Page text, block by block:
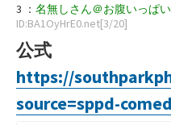
3 ： 名無しさん＠お腹いっぱい
ID:BA1OyHrE0.net[3/20]
公式
https://
source=sppd-